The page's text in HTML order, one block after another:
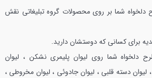
شما بر روی محصولات گروه تبليغاتي نقش
براي كساني كه دوستشان داريد.
شما روی لیوان پليمري نشكن ، لیوان
دسته قلبي ، لیوان جادوئي ، لیوان مخروطي ،